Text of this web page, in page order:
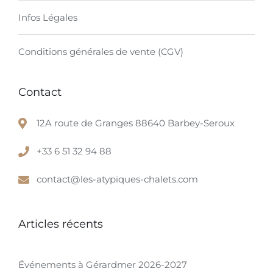
Infos Légales
Conditions générales de vente (CGV)
Contact
12A route de Granges 88640 Barbey-Seroux
+33 6 51 32 94 88
contact@les-atypiques-chalets.com
Articles récents
Événements à Gérardmer 2026-2027